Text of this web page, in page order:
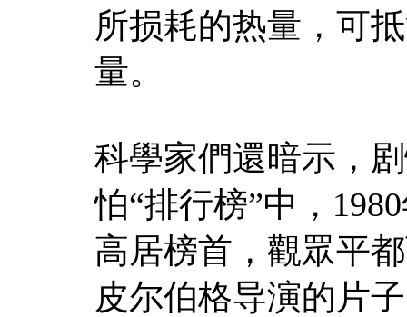
所损耗的热量，可
量。
科學家們還暗示，
怕“排行榜”中，
高居榜首，觀眾平
皮尔伯格导演的片